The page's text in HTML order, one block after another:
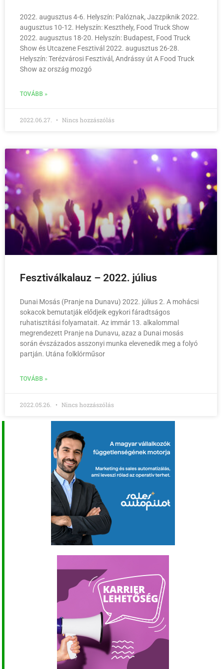
2022. augusztus 4-6. Helyszín: Palóznak, Jazzpiknik 2022.
augusztus 10-12. Helyszín: Keszthely, Food Truck Show
2022. augusztus 18-20. Helyszín: Budapest, Food Truck
Show és Utcazene Fesztivál 2022. augusztus 26-28.
Helyszín: Terézvárosi Fesztivál, Andrássy út A Food Truck
Show az ország mozgó
TOVÁBB »
2022.06.27. Nincs hozzászólás
Fesztiválkalauz – 2022. július
Dunai Mosás (Pranje na Dunavu) 2022. július 2. A mohácsi
sokacok bemutatják elődjeik egykori fáradtságos
ruhatisztítási folyamatait. Az immár 13. alkalommal
megrendezett Pranje na Dunavu, azaz a Dunai mosás
során évszázados asszonyi munka elevenedik meg a folyó
partján. Utána folklórműsor
TOVÁBB »
2022.05.26. Nincs hozzászólás